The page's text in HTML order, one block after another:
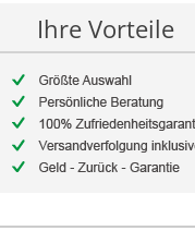
Ihre Vorteile